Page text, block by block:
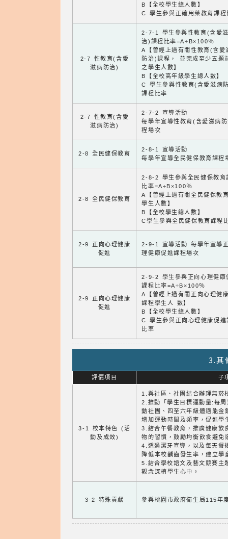
B【全校學生總人數】
C 學生參與正確用藥教育課程
2-7 性教育(含愛
滋病防治)
2-7-1 學生參與性教育(含愛
治)課程比率=A÷B×100％
A【曾經上過有關性教育(含愛
防治)課程， 並完成至少五題
之學生人數】
B【全校高年級學生總人數】
C 學生參與性教育(含愛滋病
課程比率
2-7 性教育(含愛
滋病防治)
2-7-2 宣導活動
每學年宣導性教育(含愛滋病
程場次
2-8 全民健保教育
2-8-1 宣導活動
每學年宣導全民健保教育課程
2-8 全民健保教育
2-8-2 學生參與全民健保教育
比率=A÷B×100％
A【曾經上過有關全民健保教
學生人數】
B【全校學生總人數】
C學生參與全民健保教育課程
2-9 正向心理健康
促進
2-9-1 宣導活動 每學年宣導
理健康促進課程場次
2-9 正向心理健康
促進
2-9-2 學生參與正向心理健康
課程比率=A÷B×100％
A【曾經上過有關正向心理健
課程學生人 數】
B【全校學生總人數】
C 學生參與正向心理健康促進
比率
3.其
評價項目 子
3-1 校本特色 (活
動及成效)
1.與社區、社團結合辦理無菸
2.推動「學生目標運動量:每
動社團、四至六年級體適能金
增加運動時間及頻率，促進學
3.結合午餐教育，推廣健康飲
物的習慣，鼓勵均衡飲食避免
4.透過潔牙宣導，以及每天餐
降低本校齲齒發生率，建立學
5.結合學校語文及藝文競賽主
觀念深植學生心中。
3-2 特殊貢獻 參與桃園市政府衛生局115年